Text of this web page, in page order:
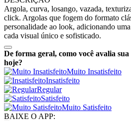
Argola, curva, losango, vazada,
click. Argolas que fogem do formato
personalidade ao look, adicionando
cada visual único e sofisticado.
De forma geral, como você avalia sua
hoje?
Muito Insatisfeito
Insatisfeito
Regular
Satisfeito
Muito Satisfeito
BAIXE O APP: